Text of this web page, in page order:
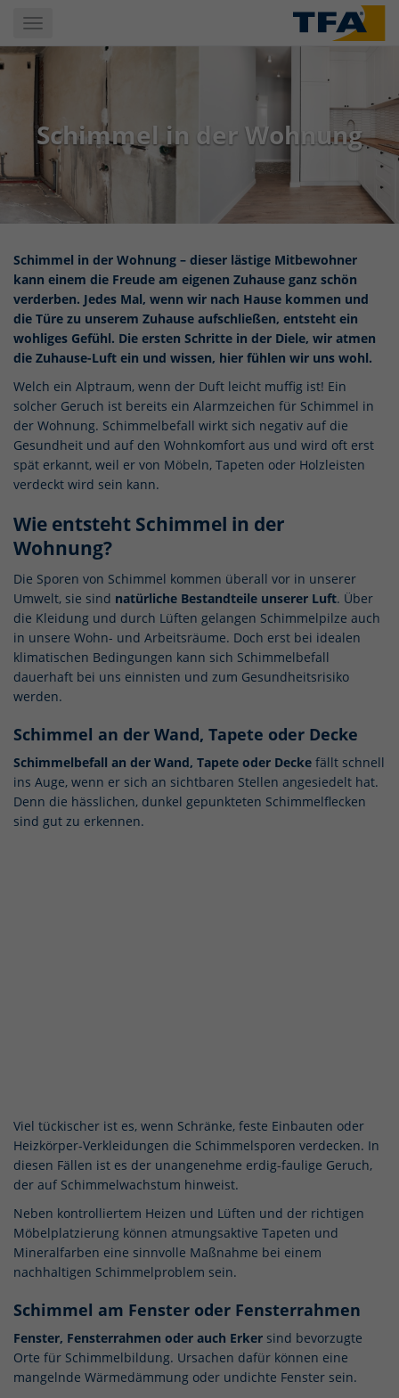
main
content
Toggle
navigation
Schimmel in der Wohnung
Schimmel in der Wohnung – dieser lästige Mitbewohner
kann einem die Freude am eigenen Zuhause ganz schön
verderben. Jedes Mal, wenn wir nach Hause kommen und
die Türe zu unserem Zuhause aufschließen, entsteht ein
wohliges Gefühl. Die ersten Schritte in der Diele, wir atmen
die Zuhause-Luft ein und wissen, hier fühlen wir uns wohl.
Welch ein Alptraum, wenn der Duft leicht muffig ist! Ein
solcher Geruch ist bereits ein Alarmzeichen für Schimmel in
der Wohnung. Schimmelbefall wirkt sich negativ auf die
Gesundheit und auf den Wohnkomfort aus und wird oft erst
spät erkannt, weil er von Möbeln, Tapeten oder Holzleisten
verdeckt wird sein kann.
Wie entsteht Schimmel in der
Wohnung?
Die Sporen von Schimmel kommen überall vor in unserer
Umwelt, sie sind natürliche Bestandteile unserer Luft. Über
die Kleidung und durch Lüften gelangen Schimmelpilze auch
in unsere Wohn- und Arbeitsräume. Doch erst bei idealen
klimatischen Bedingungen kann sich Schimmelbefall
dauerhaft bei uns einnisten und zum Gesundheitsrisiko
werden.
Schimmel an der Wand, Tapete oder Decke
Schimmelbefall an der Wand, Tapete oder Decke fällt schnell
ins Auge, wenn er sich an sichtbaren Stellen angesiedelt hat.
Denn die hässlichen, dunkel gepunkteten Schimmelflecken
sind gut zu erkennen.
Viel tückischer ist es, wenn Schränke, feste Einbauten oder
Heizkörper-Verkleidungen die Schimmelsporen verdecken. In
diesen Fällen ist es der unangenehme erdig-faulige Geruch,
der auf Schimmelwachstum hinweist.
Neben kontrolliertem Heizen und Lüften und der richtigen
Möbelplatzierung können atmungsaktive Tapeten und
Mineralfarben eine sinnvolle Maßnahme bei einem
nachhaltigen Schimmelproblem sein.
Schimmel am Fenster oder Fensterrahmen
Fenster, Fensterrahmen oder auch Erker sind bevorzugte
Orte für Schimmelbildung. Ursachen dafür können eine
mangelnde Wärmedämmung oder undichte Fenster sein.